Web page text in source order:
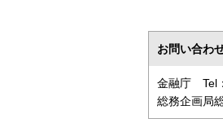
お問い合わ
金融庁 Tel
総務企画局